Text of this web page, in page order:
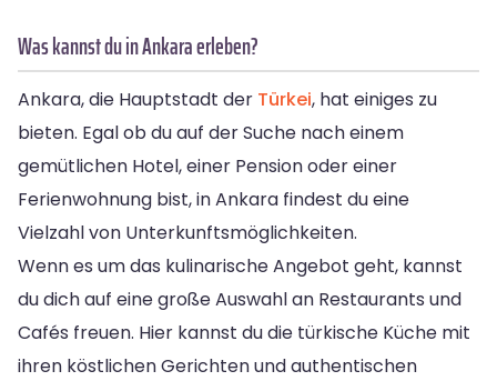
Was kannst du in Ankara erleben?
Ankara, die Hauptstadt der Türkei, hat einiges zu
bieten. Egal ob du auf der Suche nach einem
gemütlichen Hotel, einer Pension oder einer
Ferienwohnung bist, in Ankara findest du eine
Vielzahl von Unterkunftsmöglichkeiten.
Wenn es um das kulinarische Angebot geht, kannst
du dich auf eine große Auswahl an Restaurants und
Cafés freuen. Hier kannst du die türkische Küche mit
ihren köstlichen Gerichten und authentischen